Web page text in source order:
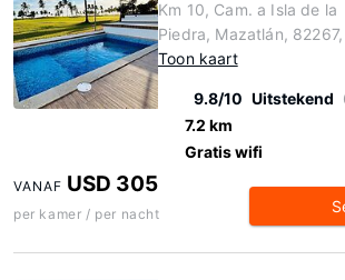
Km 10, Cam. a Isla de la
Piedra, Mazatlán, 82267,
Toon kaart
9.8/10 Uitstekend
7.2 km
Gratis wifi
VANAF USD 305
per kamer / per nacht